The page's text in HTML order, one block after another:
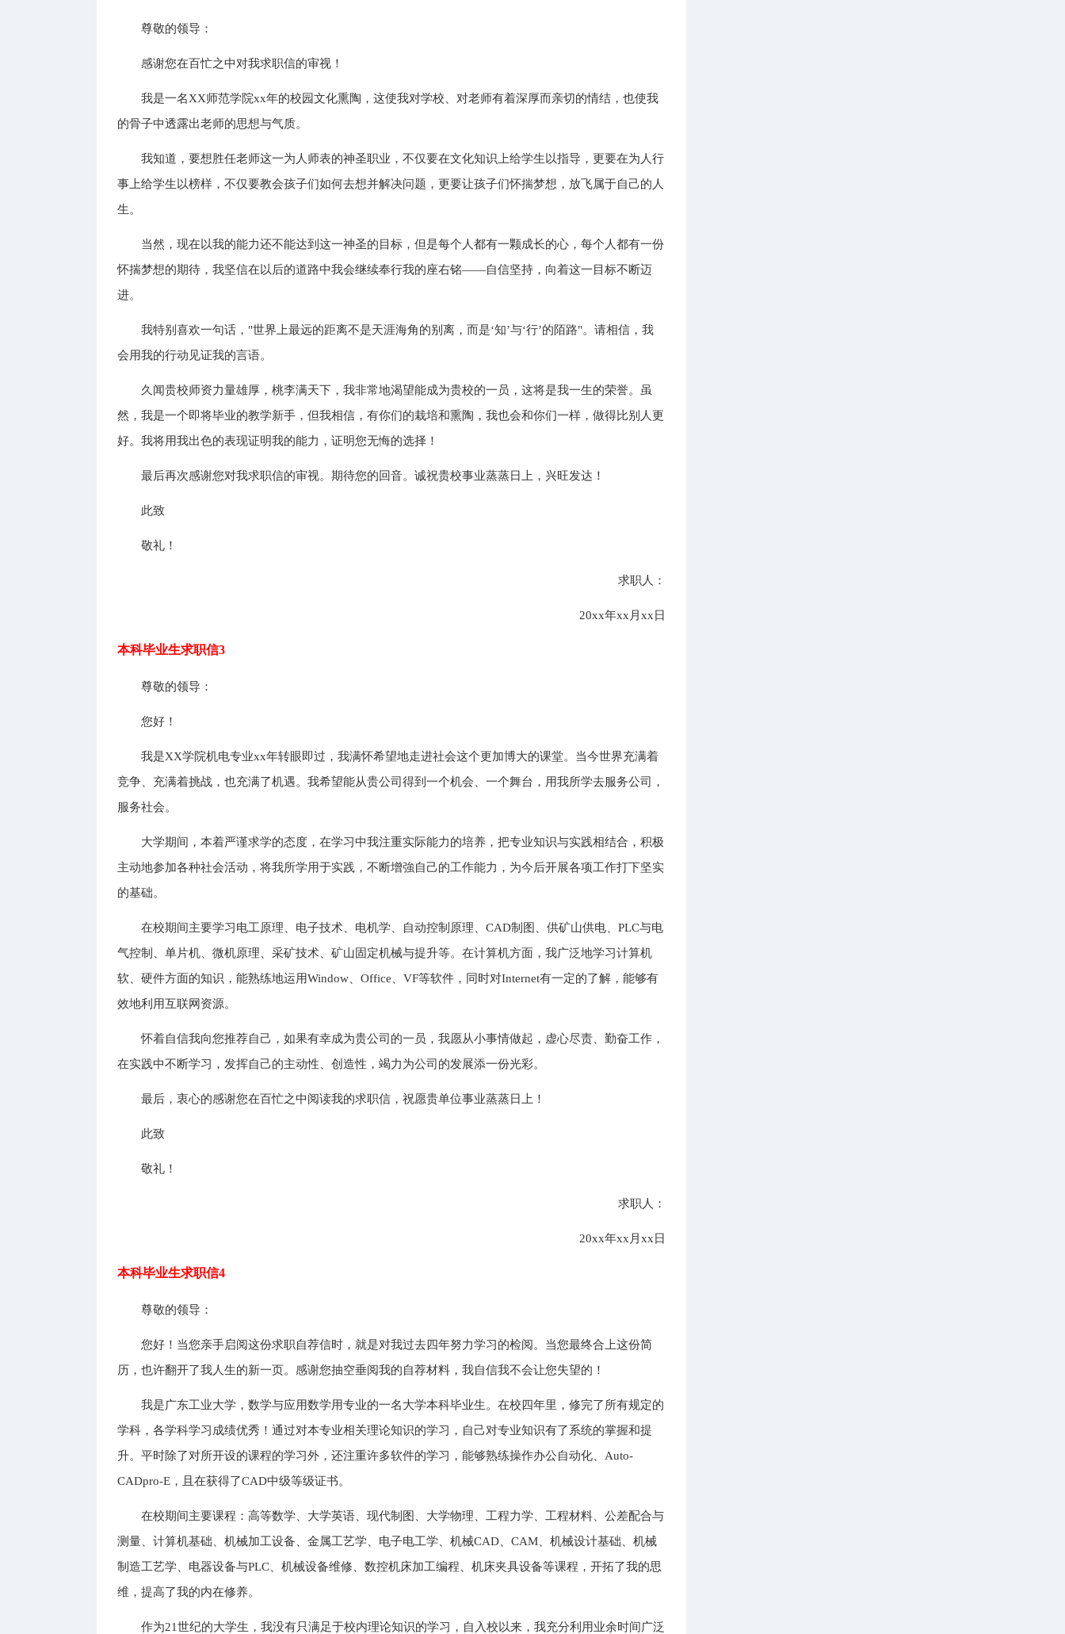
尊敬的领导：
感谢您在百忙之中对我求职信的审视！
我是一名XX师范学院xx年的校园文化熏陶，这使我对学校、对老师有着深厚而亲切的情结，也使我
的骨子中透露出老师的思想与气质。
我知道，要想胜任老师这一为人师表的神圣职业，不仅要在文化知识上给学生以指导，更要在为人行
事上给学生以榜样，不仅要教会孩子们如何去想并解决问题，更要让孩子们怀揣梦想，放飞属于自己的人
生。
当然，现在以我的能力还不能达到这一神圣的目标，但是每个人都有一颗成长的心，每个人都有一份
怀揣梦想的期待，我坚信在以后的道路中我会继续奉行我的座右铭——自信坚持，向着这一目标不断迈
进。
我特别喜欢一句话，"世界上最远的距离不是天涯海角的别离，而是‘知’与‘行’的陌路"。请相信，我
会用我的行动见证我的言语。
久闻贵校师资力量雄厚，桃李满天下，我非常地渴望能成为贵校的一员，这将是我一生的荣誉。虽
然，我是一个即将毕业的教学新手，但我相信，有你们的栽培和熏陶，我也会和你们一样，做得比别人更
好。我将用我出色的表现证明我的能力，证明您无悔的选择！
最后再次感谢您对我求职信的审视。期待您的回音。诚祝贵校事业蒸蒸日上，兴旺发达！
此致
敬礼！
求职人：
20xx年xx月xx日
本科毕业生求职信3
尊敬的领导：
您好！
我是XX学院机电专业xx年转眼即过，我满怀希望地走进社会这个更加博大的课堂。当今世界充满着
竞争、充满着挑战，也充满了机遇。我希望能从贵公司得到一个机会、一个舞台，用我所学去服务公司，
服务社会。
大学期间，本着严谨求学的态度，在学习中我注重实际能力的培养，把专业知识与实践相结合，积极
主动地参加各种社会活动，将我所学用于实践，不断增強自己的工作能力，为今后开展各项工作打下坚实
的基础。
在校期间主要学习电工原理、电子技术、电机学、自动控制原理、CAD制图、供矿山供电、PLC与电
气控制、单片机、微机原理、采矿技术、矿山固定机械与提升等。在计算机方面，我广泛地学习计算机
软、硬件方面的知识，能熟练地运用Window、Office、VF等软件，同时对Internet有一定的了解，能够有
效地利用互联网资源。
怀着自信我向您推荐自己，如果有幸成为贵公司的一员，我愿从小事情做起，虚心尽责、勤奋工作，
在实践中不断学习，发挥自己的主动性、创造性，竭力为公司的发展添一份光彩。
最后，衷心的感谢您在百忙之中阅读我的求职信，祝愿贵单位事业蒸蒸日上！
此致
敬礼！
求职人：
20xx年xx月xx日
本科毕业生求职信4
尊敬的领导：
您好！当您亲手启阅这份求职自荐信时，就是对我过去四年努力学习的检阅。当您最终合上这份简
历，也许翻开了我人生的新一页。感谢您抽空垂阅我的自荐材料，我自信我不会让您失望的！
我是广东工业大学，数学与应用数学用专业的一名大学本科毕业生。在校四年里，修完了所有规定的
学科，各学科学习成绩优秀！通过对本专业相关理论知识的学习，自己对专业知识有了系统的掌握和提
升。平时除了对所开设的课程的学习外，还注重许多软件的学习，能够熟练操作办公自动化、Auto-
CADpro-E，且在获得了CAD中级等级证书。
在校期间主要课程：高等数学、大学英语、现代制图、大学物理、工程力学、工程材料、公差配合与
测量、计算机基础、机械加工设备、金属工艺学、电子电工学、机械CAD、CAM、机械设计基础、机械
制造工艺学、电器设备与PLC、机械设备维修、数控机床加工编程、机床夹具设备等课程，开拓了我的思
维，提高了我的内在修养。
作为21世纪的大学生，我没有只满足于校内理论知识的学习，自入校以来，我充分利用业余时间广泛